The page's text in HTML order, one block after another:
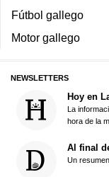
Fútbol gallego
Motor gallego
NEWSLETTERS
Hoy en
La
hora de la
Al final
Un